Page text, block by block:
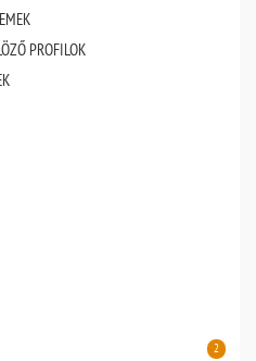
PROFILOK
2